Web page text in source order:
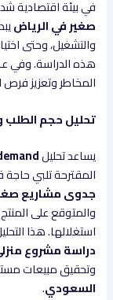
في بيئة اقتصادية
صغير في الرياض
والتشغيل، وحتى
هذه الدراسة. وفي
المخاطر وتعزيز
تحليل حجم الطلب
يساعد تحليل
المقترحة تلبي
جدوى مشاريع
والمتوقع على
استغلالها. هذا
دراسة مشروع
وتحقيق مبيعات
السعودي.